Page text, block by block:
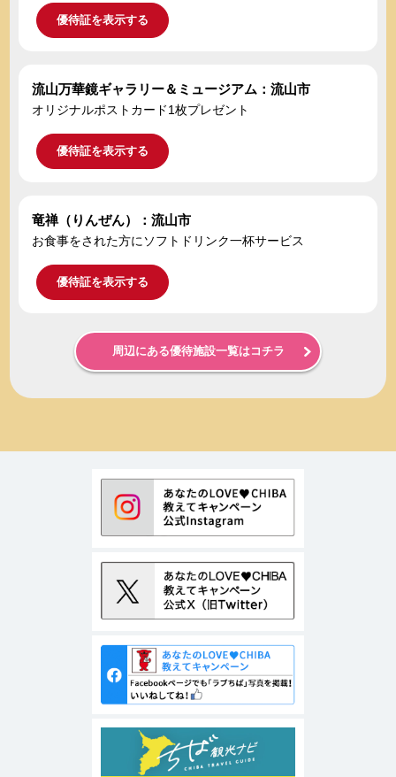
優待証を表示する
流山万華鏡ギャラリー＆ミュージアム：流山市
オリジナルポストカード1枚プレゼント
優待証を表示する
竜禅（りんぜん）：流山市
お食事をされた方にソフトドリンク一杯サービス
優待証を表示する
周辺にある優待施設一覧はコチラ